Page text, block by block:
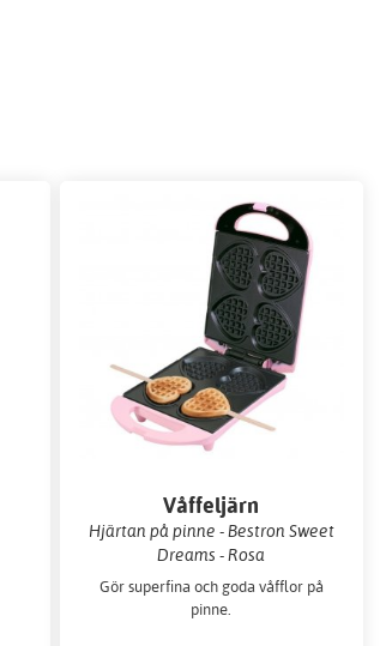
Våffeljärn
Hjärtan på pinne - Bestron Sweet
Dreams - Rosa
Gör superfina och goda våfflor på
pinne.